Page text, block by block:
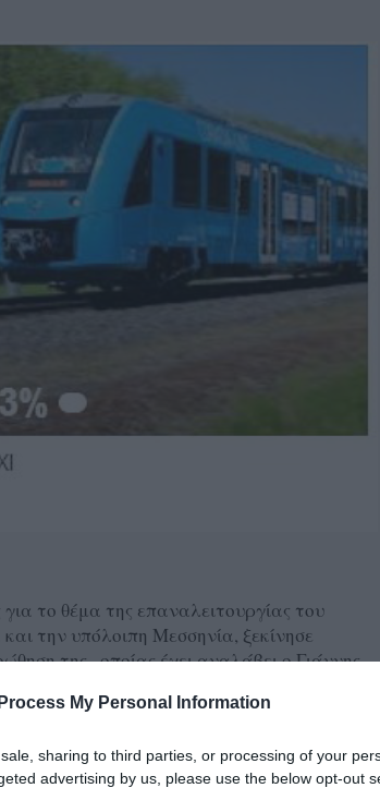
My Personal Information
sharing to third parties, or processing of your
advertising by us, please use the below opt-out
το θέμα της επαναλειτουργίας του
την υπόλοιπη Μεσσηνία, ξεκίνησε
της οποίας έχει αναλάβει ο Γιάννης